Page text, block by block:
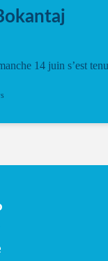
14 juin s’est tenu
organisé par
à la salle...